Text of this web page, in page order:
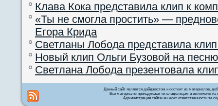
Клава Кока представила клип к
«Ты не смогла простить» —
Егора Крида
Светланы Лобода представила
Новый клип Ольги Бузовой на
Светлана Лобода презентовала
Данный сайт является дайджестом и состоит из материалов,
Все материалы принадлежат их владельцам и выложены на
Администрация сайта не несет ответственности за